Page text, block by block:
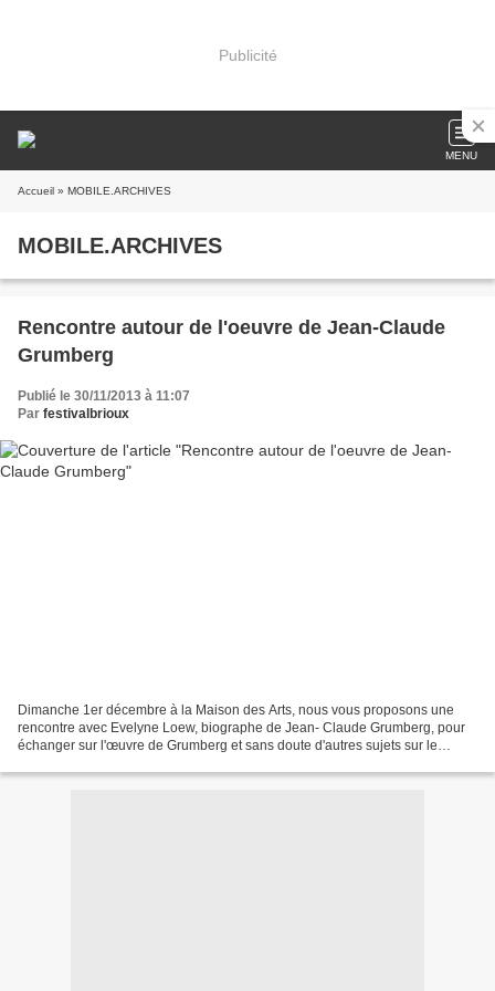
Publicité
MENU
Accueil » MOBILE.ARCHIVES
MOBILE.ARCHIVES
Rencontre autour de l'oeuvre de Jean-Claude
Grumberg
Publié le 30/11/2013 à 11:07
Par festivalbrioux
Dimanche 1er décembre à la Maison des Arts, nous vous proposons une
rencontre avec Evelyne Loew, biographe de Jean- Claude Grumberg, pour
échanger sur l'œuvre de Grumberg et sans doute d'autres sujets sur le